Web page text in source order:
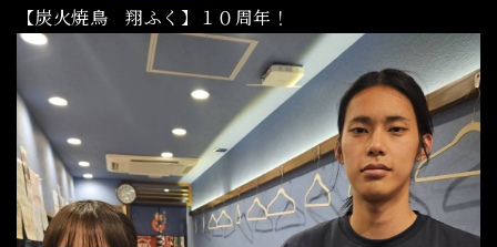
【炭火焼鳥 翔ふく】１０周年！